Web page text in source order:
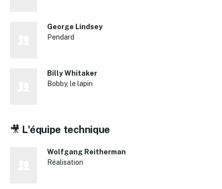
George Lindsey
Pendard
Billy Whitaker
Bobby, le lapin
🎥 L'équipe technique
Wolfgang Reitherman
Réalisation